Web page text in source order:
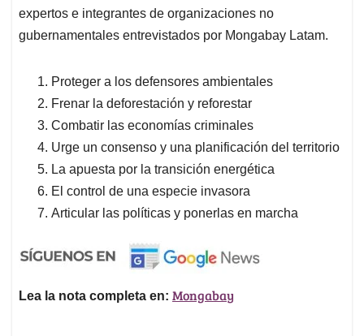
expertos e integrantes de organizaciones no
gubernamentales entrevistados por Mongabay Latam.
Proteger a los defensores ambientales
Frenar la deforestación y reforestar
Combatir las economías criminales
Urge un consenso y una planificación del territorio
La apuesta por la transición energética
El control de una especie invasora
Articular las políticas y ponerlas en marcha
Lea la nota completa en: Mongabay